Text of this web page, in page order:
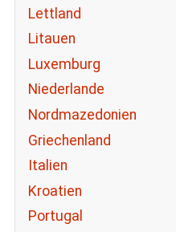
Lettland
Litauen
Luxemburg
Niederlande
Nordmazedonien
Griechenland
Italien
Kroatien
Portugal